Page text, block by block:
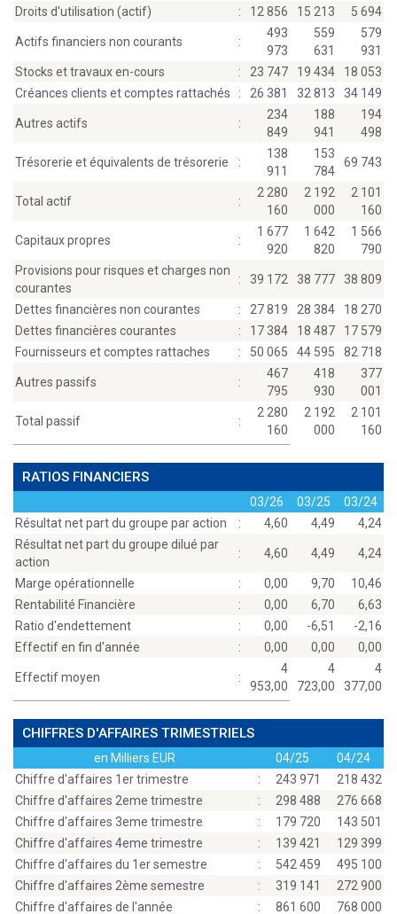
Droits d'utilisation (actif)
: 12 856 15 213 5 694
Actifs financiers non courants :
493
973
559
631
579
931
Stocks et travaux en-cours
: 23 747 19 434
18 053
Créances clients et comptes rattachés
: 26 381 32 813 34 149
Autres actifs :
234
849
188
941
194
498
Trésorerie et équivalents de trésorerie :
138
911
153
784
69 743
Total actif :
2 280
160
2 192
000
2 101
160
Capitaux propres :
1 677
920
1 642
820
1 566
790
Provisions pour risques et charges non
courantes
: 39 172 38 777 38 809
Dettes financières non courantes : 27 819 28 384
18 270
Dettes financières courantes
: 17 384 18 487
17 579
Fournisseurs et comptes rattaches
: 50 065 44 595 82 718
Autres passifs :
467
795
418
930
377
001
Total passif :
2 280
160
2 192
000
2 101
160
RATIOS FINANCIERS
03/26 03/25
03/24
Résultat net part du groupe par action
: 4,60 4,49
4,24
Résultat net part du groupe dilué par
action
: 4,60 4,49 4,24
Marge opérationnelle : 0,00 9,70
10,46
Rentabilité Financière
: 0,00 6,70
6,63
Ratio d'endettement
: 0,00 -6,51
-2,16
Effectif en fin d'année
: 0,00 0,00 0,00
Effectif moyen :
4
953,00
4
723,00
4
377,00
CHIFFRES D'AFFAIRES TRIMESTRIELS
en Milliers EUR 04/25
04/24
Chiffre d'affaires 1er trimestre
: 243 971
218 432
Chiffre d'affaires 2eme trimestre
: 298 488
276 668
Chiffre d'affaires 3eme trimestre
: 179 720
143 501
Chiffre d'affaires 4eme trimestre
: 139 421
129 399
Chiffre d'affaires du 1er semestre
: 542 459
495 100
Chiffre d'affaires 2ème semestre
: 319 141
272 900
Chiffre d'affaires de l'année
: 861 600 768 000